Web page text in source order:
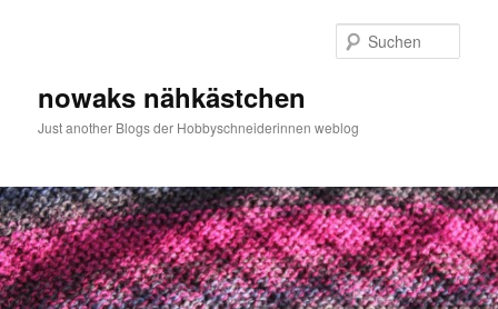
nowaks nähkästchen
Just another Blogs der Hobbyschneiderinnen weblog